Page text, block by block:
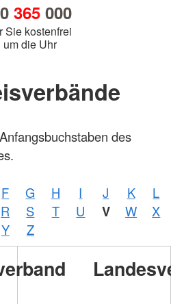
365000
Sie kostenfrei
um die Uhr
des
F G H I J K
L
R S T U V W
X
Y
Z
Foto:
DRKS